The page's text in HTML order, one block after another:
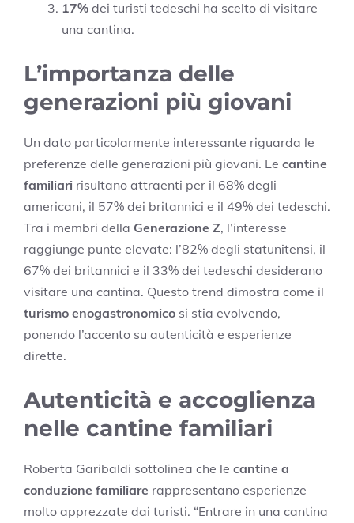
17% dei turisti tedeschi ha scelto di visitare
una cantina.
L’importanza delle
generazioni più giovani
Un dato particolarmente interessante riguarda le
preferenze delle generazioni più giovani. Le cantine
familiari risultano attraenti per il 68% degli
americani, il 57% dei britannici e il 49% dei tedeschi.
Tra i membri della Generazione Z, l’interesse
raggiunge punte elevate: l’82% degli statunitensi, il
67% dei britannici e il 33% dei tedeschi desiderano
visitare una cantina. Questo trend dimostra come il
turismo enogastronomico si stia evolvendo,
ponendo l’accento su autenticità e esperienze
dirette.
Autenticità e accoglienza
nelle cantine familiari
Roberta Garibaldi sottolinea che le cantine a
conduzione familiare rappresentano esperienze
molto apprezzate dai turisti. “Entrare in una cantina